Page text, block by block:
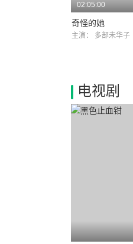
02:05:00
奇怪的她
主演： 多部未华子
电视剧